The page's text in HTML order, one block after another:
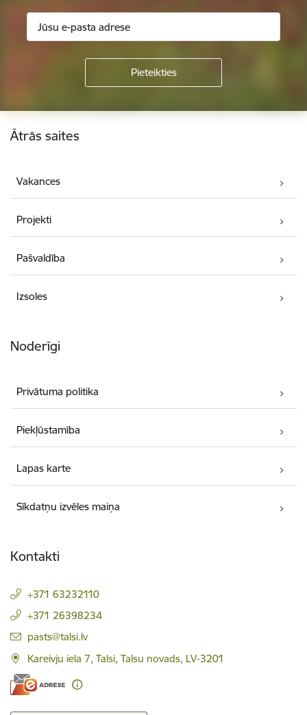
Kājene
Ātrās saites
Vakances
Projekti
Pašvaldība
Izsoles
Noderīgi
Privātuma politika
Piekļūstamība
Lapas karte
Sīkdatņu izvēles maiņa
Kontakti
+371 63232110
+371 26398234
E-pasts:
pasts@talsi.lv
Kareivju iela 7, Talsi, Talsu novads, LV-3201